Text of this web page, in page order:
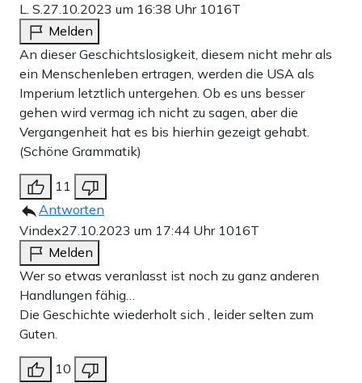
L. S.27.10.2023 um 16:38 Uhr 1016T
Melden
An dieser Geschichtslosigkeit, diesem nicht mehr als
ein Menschenleben ertragen, werden die USA als
Imperium letztlich untergehen. Ob es uns besser
gehen wird vermag ich nicht zu sagen, aber die
Vergangenheit hat es bis hierhin gezeigt gehabt.
(Schöne Grammatik)
11
Antworten
Vindex27.10.2023 um 17:44 Uhr 1016T
Melden
Wer so etwas veranlasst ist noch zu ganz anderen
Handlungen fähig…
Die Geschichte wiederholt sich , leider selten zum
Guten.
10